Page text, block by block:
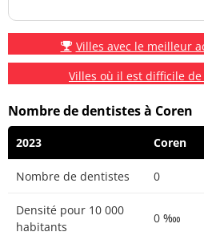
Villes avec le meilleur
Villes où il est difficile
Nombre de dentistes à Coren
2023 Coren
Nombre de dentistes 0
Densité pour 10 000
habitants
0 ‱